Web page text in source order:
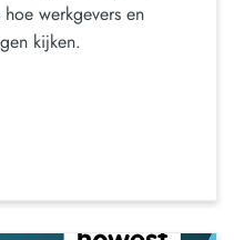
werkgevers en
kijken.